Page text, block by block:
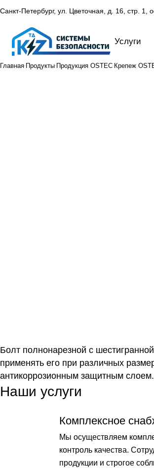
Санкт-Петербург, ул. Цветочная, д. 16, стр. 1,
Услуги
Главная Продукты Продукция OSTEC Крепеж
Болт полнонарезной с
применять его при различных
антикоррозионным защитным
Наши услуги
Комплексное
Мы осуществляем
контроль качества.
продукции и строгое